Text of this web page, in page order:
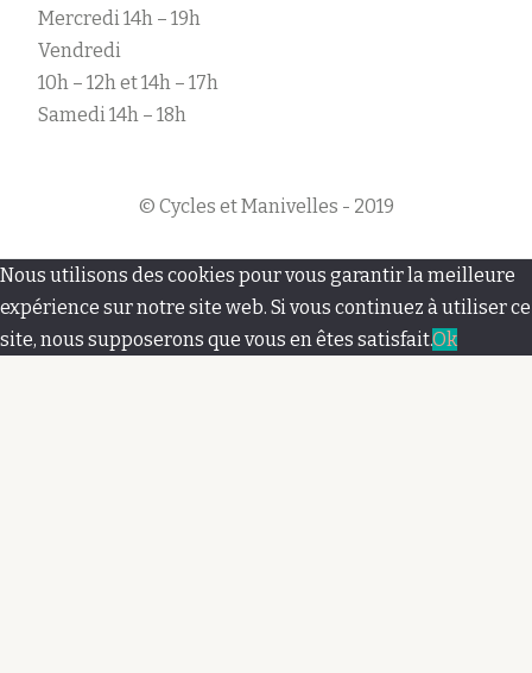
Mercredi 14h – 19h
Vendredi
10h – 12h et 14h – 17h
Samedi 14h – 18h
© Cycles et Manivelles - 2019
M
e
n
Nous utilisons des cookies pour vous garantir la meilleure
expérience sur notre site web. Si vous continuez à utiliser ce
site, nous supposerons que vous en êtes satisfait.Ok